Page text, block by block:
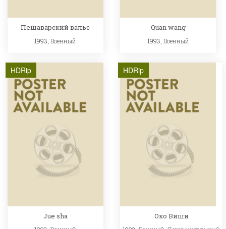
Пешаварский вальс
1993,Военный
Quan wang
1993, Военный
HDRip
Jue sha
HDRip
Око Виши